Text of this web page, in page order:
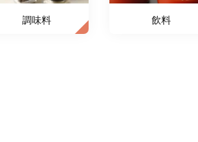
調味料 飲料